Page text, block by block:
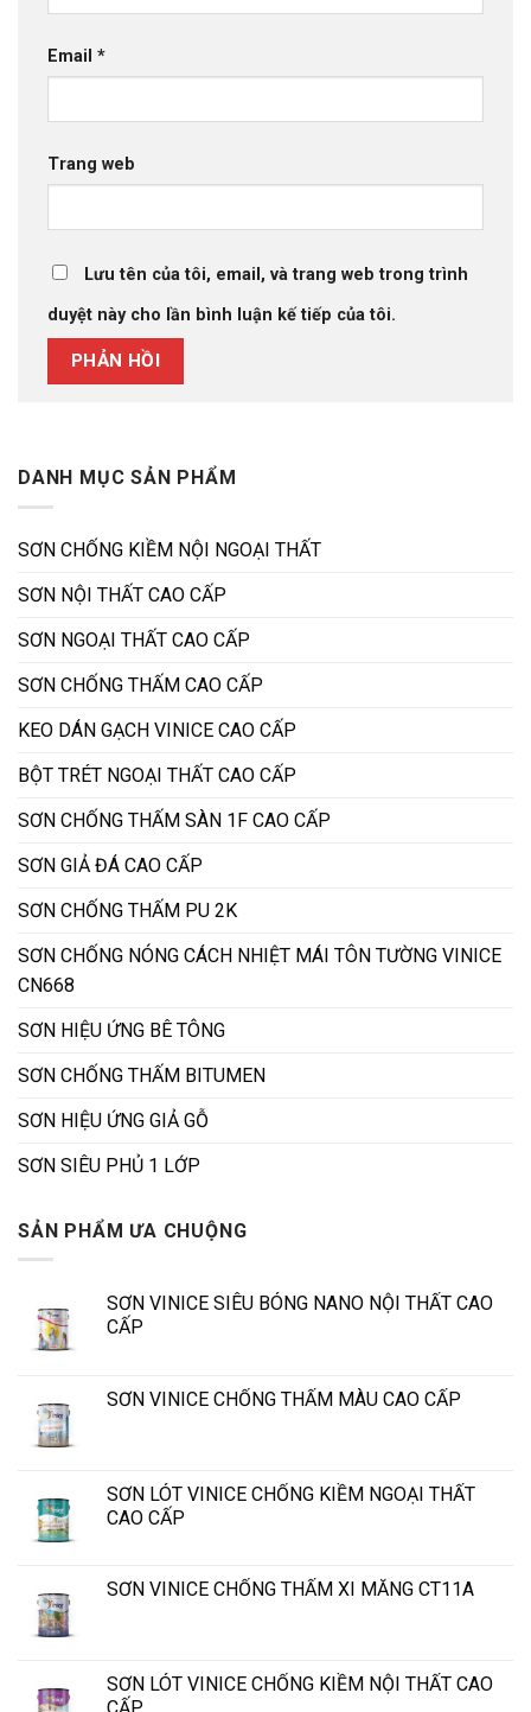
DANH MỤC SẢN PHẨM
SƠN CHỐNG KIỀM NỘI NGOẠI THẤT
SƠN NỘI THẤT CAO CẤP
SƠN NGOẠI THẤT CAO CẤP
SƠN CHỐNG THẤM CAO CẤP
KEO DÁN GẠCH VINICE CAO CẤP
BỘT TRÉT NGOẠI THẤT CAO CẤP
SƠN CHỐNG THẤM SÀN 1F CAO CẤP
SƠN GIẢ ĐÁ CAO CẤP
SƠN CHỐNG THẤM PU 2K
SƠN CHỐNG NÓNG CÁCH NHIỆT MÁI TÔN TƯỜNG VINICE
CN668
SƠN HIỆU ỨNG BÊ TÔNG
SƠN CHỐNG THẤM BITUMEN
SƠN HIỆU ỨNG GIẢ GỖ
SƠN SIÊU PHỦ 1 LỚP
SẢN PHẨM ƯA CHUỘNG
SƠN VINICE SIÊU BÓNG NANO NỘI THẤT CAO
CẤP
SƠN VINICE CHỐNG THẤM MÀU CAO CẤP
SƠN LÓT VINICE CHỐNG KIỀM NGOẠI THẤT
CAO CẤP
SƠN VINICE CHỐNG THẤM XI MĂNG CT11A
SƠN LÓT VINICE CHỐNG KIỀM NỘI THẤT CAO
Email *
Trang web
Lưu tên của tôi, email, và trang web trong trình
duyệt này cho lần bình luận kế tiếp của tôi.